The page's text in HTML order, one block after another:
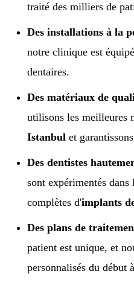
traité des milliers de
Des installations à la
notre clinique est
dentaires.
Des matériaux de
utilisons les meilleures
Istanbul et
Des dentistes
sont expérimentés
complètes d'implants
Des plans de
patient est unique, et
personnalisés du début